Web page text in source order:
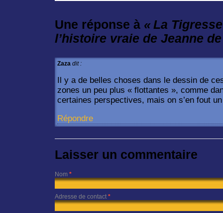
Une réponse à « La
l’histoire vraie de Jeanne
Zaza dit :
Il y a de belles choses dans le dessin de
zones un peu plus « flottantes », comme
certaines perspectives, mais on s’en fout
Répondre
Laisser un commentaire
Nom *
Adresse de contact *